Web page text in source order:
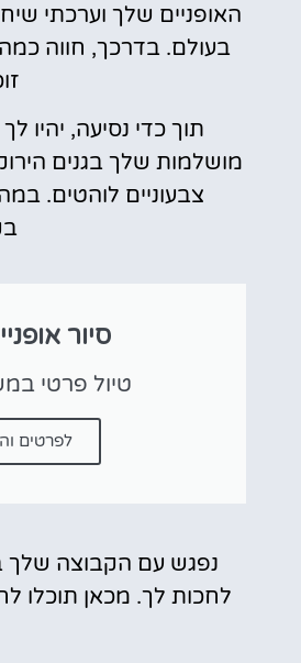
האופניים שלך וערכתי
בעולם. בדרכך, חווה כמה
תוך כדי נסיעה, יהיו
מושלמות שלך בגנים
צבעוניים לוהטים.
סיור
טיול פרטי במשך 3
לפרטים
לחכות לך. מכאן תוכלו